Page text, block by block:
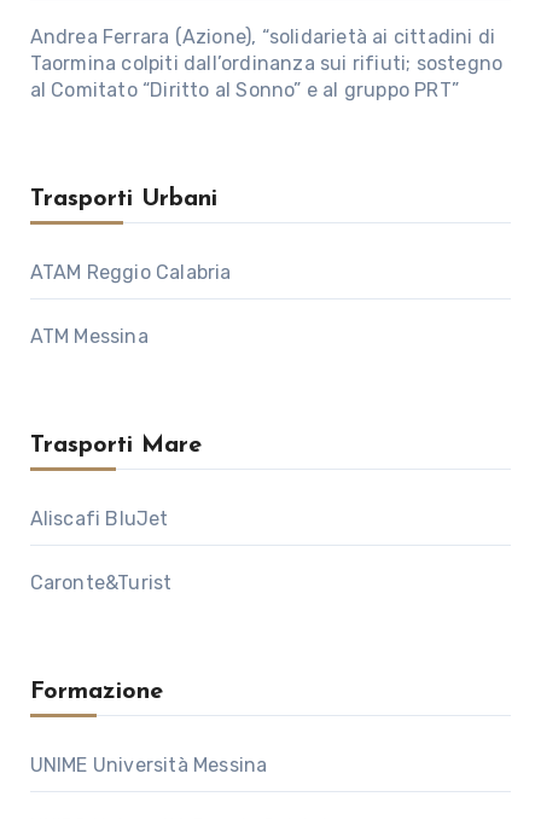
Andrea Ferrara (Azione), “solidarietà ai cittadini di
Taormina colpiti dall’ordinanza sui rifiuti; sostegno
al Comitato “Diritto al Sonno” e al gruppo PRT”
Trasporti Urbani
ATAM Reggio Calabria
ATM Messina
Trasporti Mare
Aliscafi BluJet
Caronte&Turist
Formazione
UNIME Università Messina